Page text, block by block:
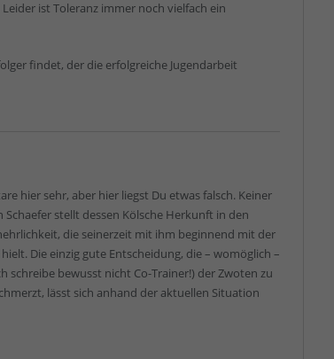
ist Toleranz immer noch vielfach ein
findet, der die erfolgreiche Jugendarbeit
hier sehr, aber hier liegst Du etwas falsch. Keiner
stellt dessen Kölsche Herkunft in den
die seinerzeit mit ihm beginnend mit der
Die einzig gute Entscheidung, die – womöglich –
schreibe bewusst nicht Co-Trainer!) der Zwoten zu
lässt sich anhand der aktuellen Situation